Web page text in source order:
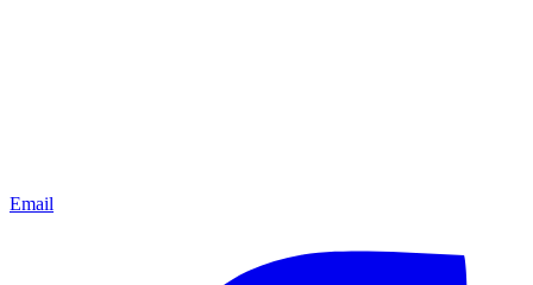
Email